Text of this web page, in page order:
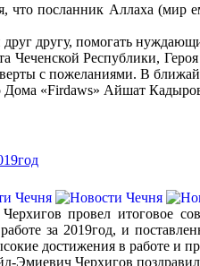
посланник Аллаха (мир
другу, помогать
Чеченской Республики,
с пожеланиями. В
«Firdaws» Айшат
провел итоговое
за 2019год, и
достижения в работе и
Эмиевич Черхигов